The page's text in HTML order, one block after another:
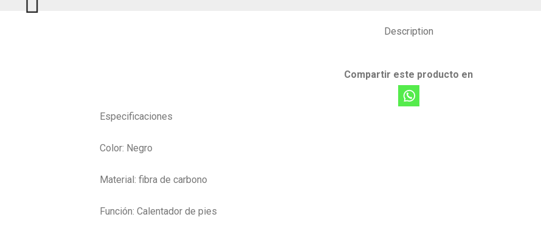
Description
Compartir este producto en
Especificaciones
Color: Negro
Material: fibra de carbono
Función: Calentador de pies